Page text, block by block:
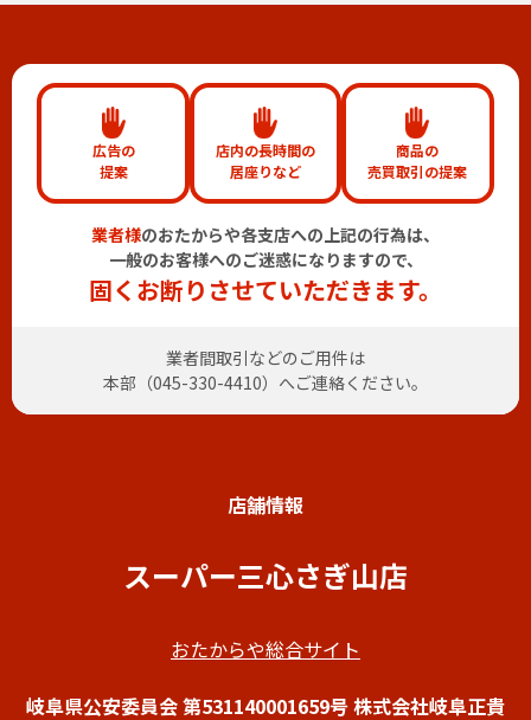
広告の
提案
店内の長時間の
居座りなど
商品の
売買取引の提案
業者様のおたからや各支店への上記の行為は、
一般のお客様へのご迷惑になりますので、
固くお断りさせていただきます。
業者間取引などのご用件は
本部（045-330-4410）へご連絡ください。
店舗情報
スーパー三心さぎ山店
おたからや総合サイト
岐阜県公安委員会 第531140001659号 株式会社岐阜正貴